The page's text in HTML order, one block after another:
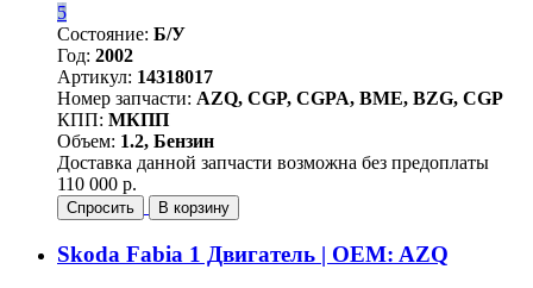
5
Состояние: Б/У
Год: 2002
Артикул: 14318017
Номер запчасти: AZQ, CGP, CGPA, BME, BZG, CGP
КПП: МКПП
Объем: 1.2, Бензин
Доставка данной запчасти возможна без предоплаты
110 000 р.
Спросить В корзину
Skoda Fabia 1 Двигатель | OEM: AZQ